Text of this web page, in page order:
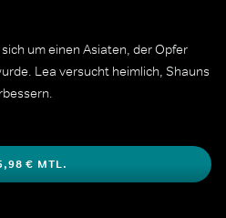
um einen Asiaten, der Opfer
Lea versucht heimlich, Shauns
€ MTL.